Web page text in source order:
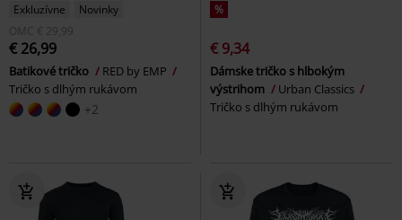
Exkluzívne
Novinky
OMC € 29,99
€ 26,99
Batikové tričko
RED by EMP
Tričko s dlhým rukávom
+2
%
€ 9,34
Dámske tričko s hlbokým
výstrihom
Urban Classics
Tričko s dlhým rukávom